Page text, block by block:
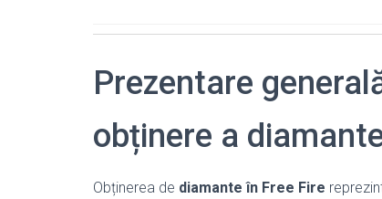
Prezentare
obținere a
Obținerea de diamante în Free Fire